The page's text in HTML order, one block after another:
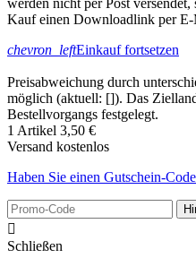
werden nicht per Post versendet,
Kauf einen Downloadlink per
chevron_leftEinkauf fortsetzen
Preisabweichung durch
möglich (aktuell: []). Das
Bestellvorgangs festgelegt.
1 Artikel 3,50 €
Versand kostenlos
Haben Sie einen Gutschein-

Schließen